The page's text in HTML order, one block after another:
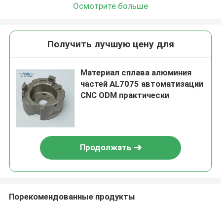
Осмотрите больше
Получить лучшую цену для
Материал сплава алюминия
частей AL7075 автоматизации
CNC ODM практически
Продолжать
Порекомендованные продукты